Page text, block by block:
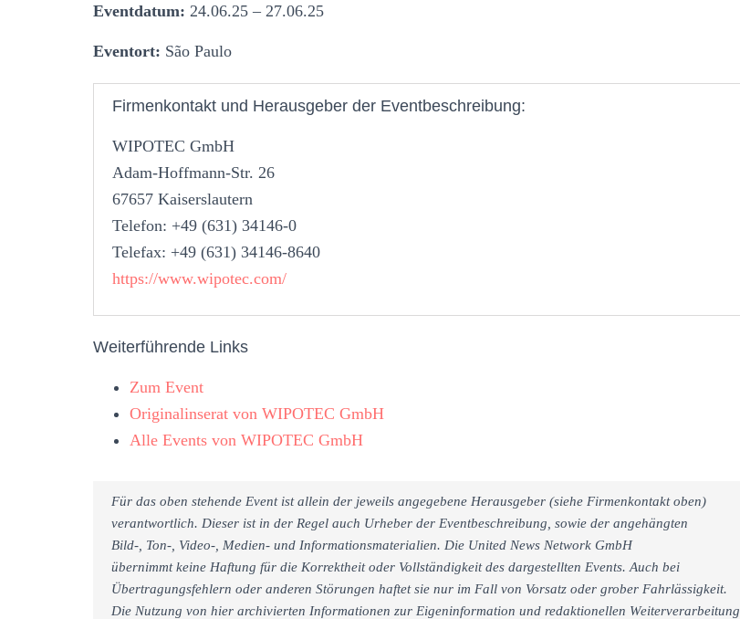
Eventdatum: 24.06.25 – 27.06.25
Eventort: São Paulo
Firmenkontakt und Herausgeber der Eventbeschreibung:
WIPOTEC GmbH
Adam-Hoffmann-Str. 26
67657 Kaiserslautern
Telefon: +49 (631) 34146-0
Telefax: +49 (631) 34146-8640
https://www.wipotec.com/
Weiterführende Links
Zum Event
Originalinserat von WIPOTEC GmbH
Alle Events von WIPOTEC GmbH
Für das oben stehende Event ist allein der jeweils angegebene Herausgeber (siehe Firmenkontakt oben)
verantwortlich. Dieser ist in der Regel auch Urheber der Eventbeschreibung, sowie der angehängten
Bild-, Ton-, Video-, Medien- und Informationsmaterialien. Die United News Network GmbH
übernimmt keine Haftung für die Korrektheit oder Vollständigkeit des dargestellten Events. Auch bei
Übertragungsfehlern oder anderen Störungen haftet sie nur im Fall von Vorsatz oder grober Fahrlässigkeit.
Die Nutzung von hier archivierten Informationen zur Eigeninformation und redaktionellen Weiterverarbeitung